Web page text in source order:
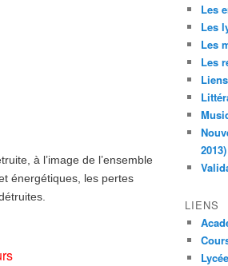
à l’image de l’ensemble
énergétiques, les pertes
Les
Les
Les
Les
Liens
2013)
LIENS